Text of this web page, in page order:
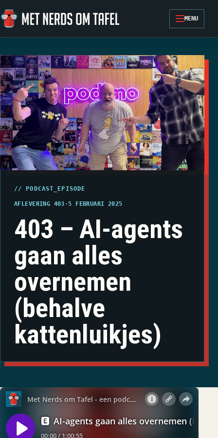
Ga naar de inhoud
MENU
// PODCAST_EPISODE
AFLEVERING 403 ·5 FEBRUARI 2025
403 – AI-agents
gaan alles
overnemen
(behalve
kattenluikjes)